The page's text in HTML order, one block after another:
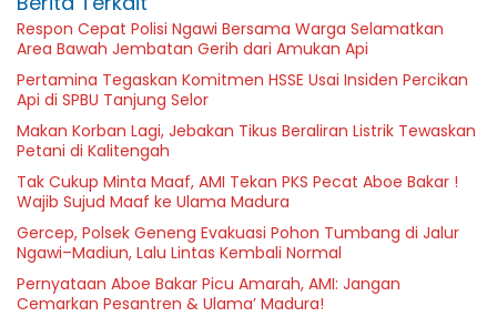
Respon Cepat Polisi Ngawi Bersama Warga Selamatkan
Area Bawah Jembatan Gerih dari Amukan Api
Pertamina Tegaskan Komitmen HSSE Usai Insiden Percikan
Api di SPBU Tanjung Selor
Makan Korban Lagi, Jebakan Tikus Beraliran Listrik Tewaskan
Petani di Kalitengah
Tak Cukup Minta Maaf, AMI Tekan PKS Pecat Aboe Bakar !
Wajib Sujud Maaf ke Ulama Madura
Gercep, Polsek Geneng Evakuasi Pohon Tumbang di Jalur
Ngawi–Madiun, Lalu Lintas Kembali Normal
Pernyataan Aboe Bakar Picu Amarah, AMI: Jangan
Cemarkan Pesantren & Ulama’ Madura!